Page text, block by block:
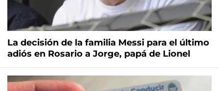
La decisión de la familia Messi para el último
adiós en Rosario a Jorge, papá de Lionel